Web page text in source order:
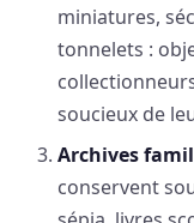
miniatures,
tonnelets :
soucieux de
Archives
conservent